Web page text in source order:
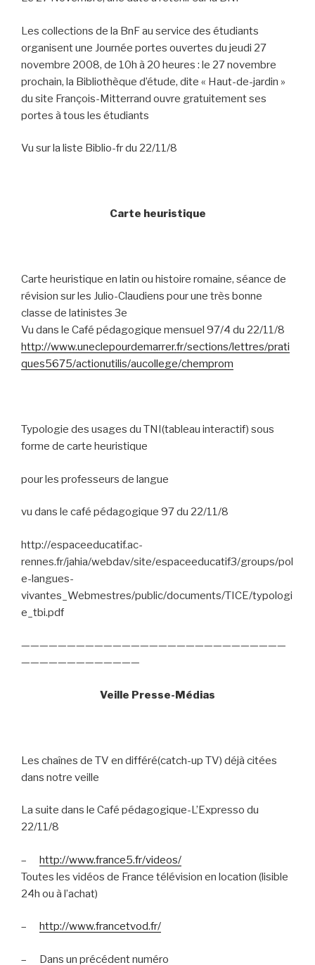
Les collections de la BnF au service des étudiants
organisent une Journée portes ouvertes du jeudi 27
novembre 2008, de 10h à 20 heures : le 27 novembre
prochain, la Bibliothèque d’étude, dite « Haut-de-jardin »
du site François-Mitterrand ouvre gratuitement ses
portes à tous les étudiants
Vu sur la liste Biblio-fr du 22/11/8
Carte heuristique
Carte heuristique en latin ou histoire romaine, séance de
révision sur les Julio-Claudiens pour une très bonne
classe de latinistes 3e
Vu dans le Café pédagogique mensuel 97/4 du 22/11/8
http://www.uneclepourdemarrer.fr/sections/lettres/prati
ques5675/actionutilis/aucollege/chemprom
Typologie des usages du TNI(tableau interactif) sous
forme de carte heuristique
pour les professeurs de langue
vu dans le café pédagogique 97 du 22/11/8
http://espaceeducatif.ac-
rennes.fr/jahia/webdav/site/espaceeducatif3/groups/pol
e-langues-
vivantes_Webmestres/public/documents/TICE/typologi
e_tbi.pdf
—————————————————————————————
—————————————
Veille Presse-Médias
Les chaînes de TV en différé(catch-up TV) déjà citées
dans notre veille
La suite dans le Café pédagogique-L’Expresso du
22/11/8
–
http://www.france5.fr/videos/
Toutes les vidéos de France télévision en location (lisible
24h ou à l’achat)
– http://www.francetvod.fr/
–
Dans un précédent numéro